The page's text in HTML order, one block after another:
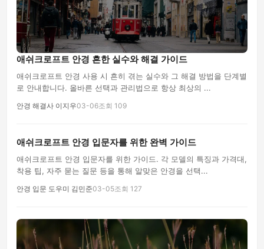
애쉬크로프트 안경 흔한 실수와 해결 가이드
애쉬크로프트 안경 사용 시 흔히 겪는 실수와 그 해결 방법을 단계별
로 안내합니다. 올바른 선택과 관리법으로 항상 최상의 ...
안경 해결사 이지우03-06조회 109
애쉬크로프트 안경 입문자를 위한 완벽 가이드
애쉬크로프트 안경 입문자를 위한 가이드. 각 모델의 특징과 가격대,
착용 팁, 자주 묻는 질문 등을 통해 알맞은 안경을 선택...
안경 입문 도우미 김민준03-05조회 127